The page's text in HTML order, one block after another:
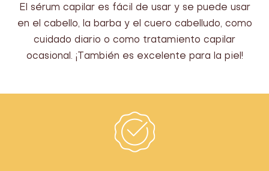
El sérum capilar es fácil de usar y se puede usar
en el cabello, la barba y el cuero cabelludo, como
cuidado diario o como tratamiento capilar
ocasional. ¡También es excelente para la piel!